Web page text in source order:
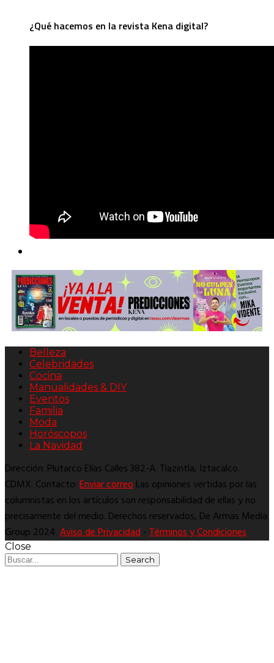
¿Qué hacemos en la revista Kena digital?
Belleza
Celebridades
Cocina
Manualidades & DIY
Eventos
Familia
Moda
Horóscopos
La Navidad
Dirección: Plutarco Elías Calles 382-A. Tlazintla, Iztacalco.
CDMX. Contacto:Enviar correoLas opiniones vertidas por las
columnistas en los artículos son responsabilidad de ellas y no
precisamente del medio. Derechos reservados, De Armas Media
Group 2024.Aviso de Privacidad-Términos y Condiciones
Close